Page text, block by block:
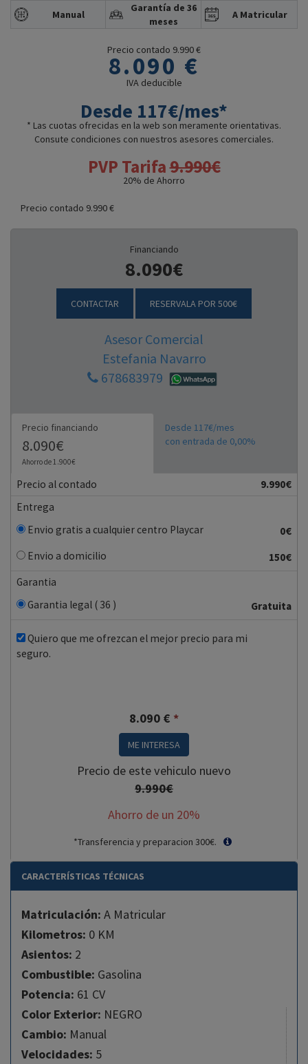
Manual
Garantía de 36
meses
A Matricular
Precio contado 9.990 €
8.090 €
IVA deducible
Desde 117€/mes*
* Las cuotas ofrecidas en la web son meramente orientativas.
Consute condiciones con nuestros asesores comerciales.
PVP Tarifa9.990€
20% de Ahorro
Precio contado 9.990 €
Financiando
8.090€
CONTACTAR RESERVALA POR 500€
Asesor Comercial
Estefania Navarro
678683979
Precio financiando
8.090€
Ahorro de 1.900€
Desde 117€/mes
con entrada de 0,00%
Precio al contado
9.990€
Entrega
Envio gratis a cualquier centro Playcar
0€
Envio a domicilio
150€
Garantia
Garantia legal ( 36 )
Gratuita
Quiero que me ofrezcan el mejor precio para mi
seguro.
8.090 € *
ME INTERESA
Precio de este vehiculo nuevo
9.990€
Ahorro de un 20%
*Transferencia y preparacion 300€.
CARACTERÍSTICAS TÉCNICAS
Matriculación: A Matricular
Kilometros: 0 KM
Asientos: 2
Combustible: Gasolina
Potencia: 61 CV
Color Exterior: NEGRO
Cambio: Manual
Velocidades: 5